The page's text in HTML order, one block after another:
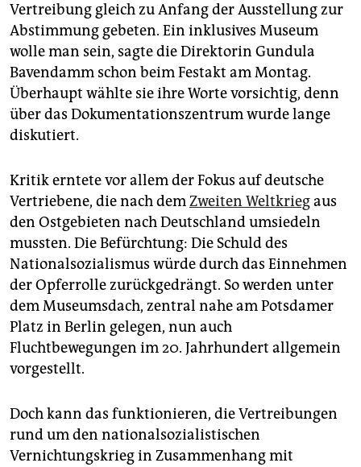
Vertreibung gleich zu Anfang der Ausstellung zur
Abstimmung gebeten. Ein inklusives Museum
wolle man sein, sagte die Direktorin Gundula
Bavendamm schon beim Festakt am Montag.
Überhaupt wählte sie ihre Worte vorsichtig, denn
über das Dokumentationszentrum wurde lange
diskutiert.
Kritik erntete vor allem der Fokus auf deutsche
Vertriebene, die nach demZweiten Weltkriegaus
den Ostgebieten nach Deutschland umsiedeln
mussten. Die Befürchtung: Die Schuld des
Nationalsozialismus würde durch das Einnehmen
der Opferrolle zurückgedrängt. So werden unter
dem Museumsdach, zentral nahe am Potsdamer
Platz in Berlin gelegen, nun auch
Fluchtbewegungen im 20. Jahrhundert allgemein
vorgestellt.
Doch kann das funktionieren, die Vertreibungen
rund um den nationalsozialistischen
Vernichtungskrieg in Zusammenhang mit